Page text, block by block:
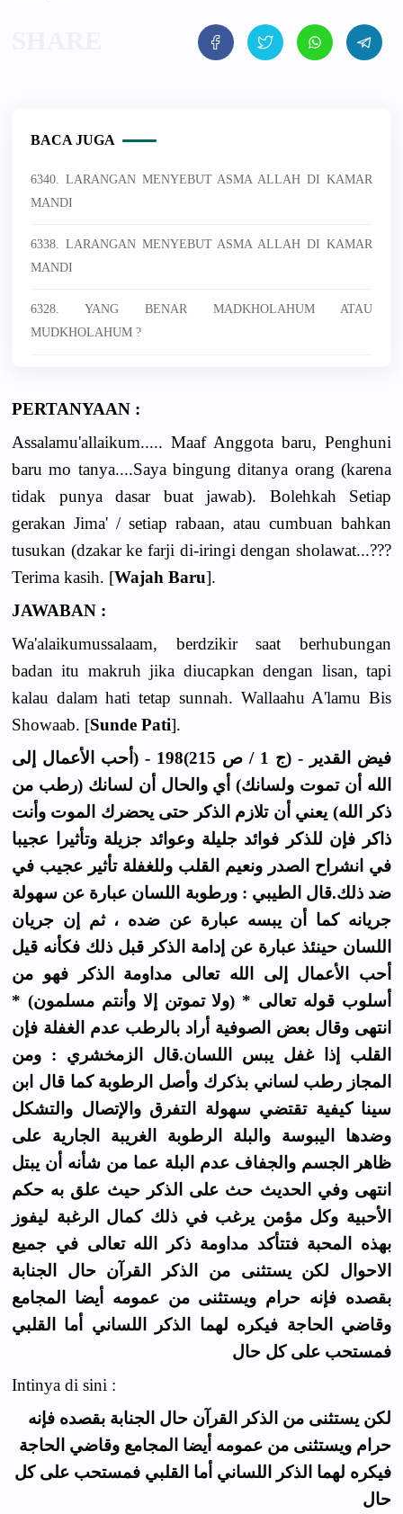
BACA JUGA
6340. LARANGAN MENYEBUT ASMA ALLAH DI KAMAR
MANDI
6338. LARANGAN MENYEBUT ASMA ALLAH DI KAMAR
MANDI
6328. YANG BENAR MADKHOLAHUM ATAU
MUDKHOLAHUM ?
PERTANYAAN :
Assalamu'allaikum..... Maaf Anggota baru, Penghuni
baru mo tanya....Saya bingung ditanya orang (karena
tidak punya dasar buat jawab). Bolehkah Setiap
gerakan Jima' / setiap rabaan, atau cumbuan bahkan
tusukan (dzakar ke farji di-iringi dengan sholawat...???
Terima kasih. [Wajah Baru].
JAWABAN :
Wa'alaikumussalaam, berdzikir saat berhubungan
badan itu makruh jika diucapkan dengan lisan, tapi
kalau dalam hati tetap sunnah. Wallaahu A'lamu Bis
Showaab. [Sunde Pati].
فيض القدير - (ج 1 / ص 215)198 - (أحب الأعمال إلى
الله أن تموت ولسانك) أي والحال أن لسانك (رطب من
ذكر الله) يعني أن تلازم الذكر حتى يحضرك الموت وأنت
ذاكر فإن للذكر فوائد جليلة وعوائد جزيلة وتأثيرا عجيبا
في انشراح الصدر ونعيم القلب وللغفلة تأثير عجيب في
ضد ذلك.قال الطيبي : ورطوبة اللسان عبارة عن سهولة
جريانه كما أن يبسه عبارة عن ضده ، ثم إن جريان
اللسان حينئذ عبارة عن إدامة الذكر قبل ذلك فكأنه قيل
أحب الأعمال إلى الله تعالى مداومة الذكر فهو من
أسلوب قوله تعالى * (ولا تموتن إلا وأنتم مسلمون) *
انتهى وقال بعض الصوفية أراد بالرطب عدم الغفلة فإن
القلب إذا غفل يبس اللسان.قال الزمخشري : ومن
المجاز رطب لساني بذكرك وأصل الرطوبة كما قال ابن
سينا كيفية تقتضي سهولة التفرق والإتصال والتشكل
وضدها اليبوسة والبلة الرطوبة الغريبة الجارية على
ظاهر الجسم والجفاف عدم البلة عما من شأنه أن يبتل
انتهى وفي الحديث حث على الذكر حيث علق به حكم
الأحبية وكل مؤمن يرغب في ذلك كمال الرغبة ليفوز
بهذه المحبة فتتأكد مداومة ذكر الله تعالى في جميع
الاحوال لكن يستثنى من الذكر القرآن حال الجنابة
بقصده فإنه حرام ويستثنى من عمومه أيضا المجامع
وقاضي الحاجة فيكره لهما الذكر اللساني أما القلبي
فمستحب على كل حال
Intinya di sini :
لكن يستثنى من الذكر القرآن حال الجنابة بقصده فإنه
حرام ويستثنى من عمومه أيضا المجامع وقاضي الحاجة
فيكره لهما الذكر اللساني أما القلبي فمستحب على كل
حال